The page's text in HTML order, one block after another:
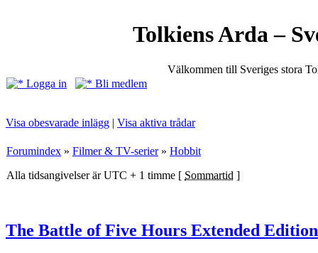
Tolkiens Arda –
Välkommen till Sveriges stora
Logga in
Bli medlem
Visa obesvarade inlägg | Visa aktiva trådar
Forumindex » Filmer & TV-serier» Hobbit
Alla tidsangivelser är UTC + 1 timme [ Sommartid ]
The Battle of Five Hours Extended Edition